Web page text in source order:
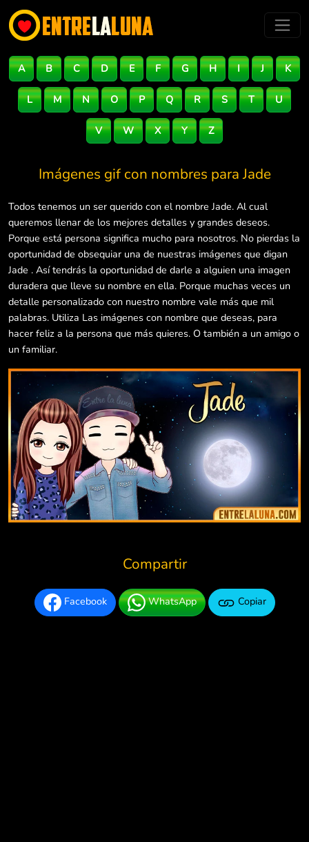
A B C D E F G H I J K
L M N O P Q R S T U
V W X Y Z
Imágenes gif con nombres paraJade
Todos tenemos un ser querido con el nombre Jade. Al cual
queremos llenar de los mejores detalles y grandes deseos.
Porque está persona significa mucho para nosotros. No pierdas la
oportunidad de obsequiar una de nuestras imágenes que digan
Jade . Así tendrás la oportunidad de darle a alguien una imagen
duradera que lleve su nombre en ella. Porque muchas veces un
detalle personalizado con nuestro nombre vale más que mil
palabras. Utiliza Las imágenes con nombre que deseas, para
hacer feliz a la persona que más quieres. O también a un amigo o
un familiar.
Compartir
Facebook WhatsApp Copiar